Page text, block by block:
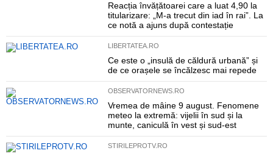
Reacția învățătoarei care a luat 4,90 la
titularizare: „M-a trecut din iad în rai”. La
ce notă a ajuns după contestație
LIBERTATEA.RO
Ce este o „insulă de căldură urbană” și
de ce orașele se încălzesc mai repede
OBSERVATORNEWS.RO
Vremea de mâine 9 august. Fenomene
meteo la extremă: vijelii în sud și la
munte, caniculă în vest și sud-est
STIRILEPROTV.RO